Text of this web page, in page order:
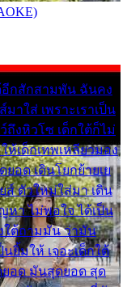
อีกสักสามพัน ฉันคง
าใส่ เพราะเราเป็น
ถึงหิวโซ เด็กใต้ก็ไม่
เด็กเทพเหลียวมอง
อด เดินโยกย้ายเย
ส์ ตัวใหม่ใส่มา เดิน
หา ไม่พอใจ ได้เป็น
ใต้ถามมัน ว่ามัน
ยิ้มให้ เจอะเด็กใต้
ยอด มันสุดยอด สุด